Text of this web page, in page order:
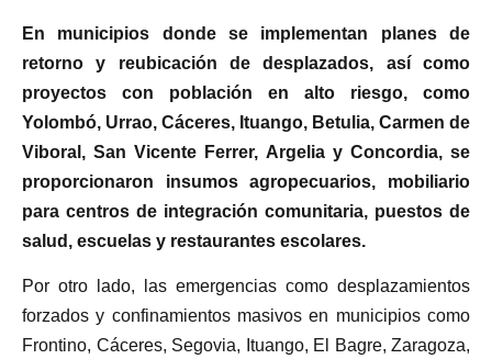
En municipios donde se implementan planes de
retorno y reubicación de desplazados, así como
proyectos con población en alto riesgo, como
Yolombó, Urrao, Cáceres, Ituango, Betulia, Carmen de
Viboral, San Vicente Ferrer, Argelia y Concordia, se
proporcionaron insumos agropecuarios, mobiliario
para centros de integración comunitaria, puestos de
salud, escuelas y restaurantes escolares.
Por otro lado, las emergencias como desplazamientos
forzados y confinamientos masivos en municipios como
Frontino, Cáceres, Segovia, Ituango, El Bagre, Zaragoza,